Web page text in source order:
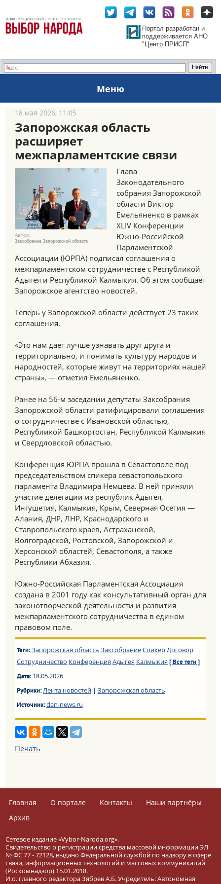
Портал разработан и
поддерживается АНО
"Центр ПРИСП"
Меню
18 мая 2026, 11:05
Запорожская область
расширяет
межпарламентские связи
Автор:
Заксобрание Запорожской области
Глава
Законодательного
собрания Запорожской
области Виктор
Емельяненко в рамках
XLIV Конференции
Южно-Российской
Парламентской
Ассоциации (ЮРПА) подписал соглашения о
межпарламентском сотрудничестве с Республикой
Адыгея и Республикой Калмыкия. Об этом сообщает
Запорожское агентство новостей.
Теперь у Запорожской области действует 23 таких
соглашения.
«Это нам дает лучше узнавать друг друга и
территориально, и понимать культуру народов и
народностей, которые живут на территориях нашей
страны», — отметил Емельяненко.
Ранее на 56-м заседании депутаты Заксобрания
Запорожской области ратифицировали соглашения
о сотрудничестве с Ивановской областью,
Республикой Башкортостан, Республикой Калмыкия
и Свердловской областью.
Конференция ЮРПА прошла в Севастополе под
председательством спикера севастопольского
парламента Владимира Немцева. В ней приняли
участие делегации из республик Адыгея,
Ингушетия, Калмыкия, Крым, Северная Осетия —
Алания, ДНР, ЛНР, Краснодарского и
Ставропольского краев, Астраханской,
Волгоградской, Ростовской, Запорожской и
Херсонской областей, Севастополя, а также
Республики Абхазия.
Южно-Российская Парламентская Ассоциация
создана в 2001 году как консультативный орган для
законотворческой деятельности и развития
межпарламентского сотрудничества в едином
правовом поле.
Теги:Запорожская область ЗаксобраниеСпикерДоговор
Сотрудничество Конференция Адыгея Калмыкия [ Все теги ]
Дата:18.05.2026
Рубрики:Лента новостей| Запорожская область
Источник:dan-news.ru
Печать
Главная О портале Контакты
Наши партнёры
Архив
Сетевое издание «Vybor-Naroda.org».
Свидетельство о регистрации средства массовой информации ЭЛ
№ ФС 77 - 72128, выдано Федеральной службой по надзору в сфере
связи, информационных технологий и массовых коммуникаций
(Роскомнадзор) 15.01.2018.
И.о. главного редактора Зябрев А.Б. Учредитель: Автономная